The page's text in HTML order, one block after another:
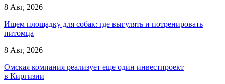
8 Авг, 2026
Ищем площадку для собак: где выгулять и потренировать
питомца
8 Авг, 2026
Омская компания реализует еще один инвестпроект
в Киргизии